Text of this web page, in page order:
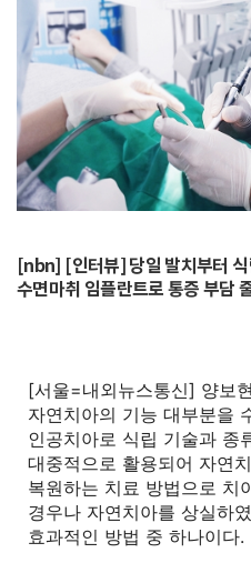
[nbn] [인터뷰] 당일 발치부터
수면마취 임플란트로 통증 부담
[서울=내외뉴스통신] 양보
자연치아의 기능 대부분을
인공치아로 식립 기술과 종
대중적으로 활용되어 자연
복원하는 치료 방법으로 치
경우나 자연치아를 상실하
효과적인 방법 중 하나이다.